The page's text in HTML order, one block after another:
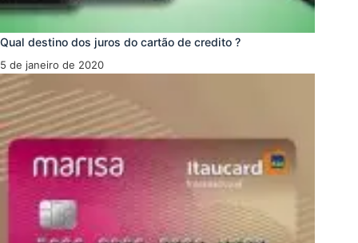
Qual destino dos juros do cartão de credito ?
5 de janeiro de 2020